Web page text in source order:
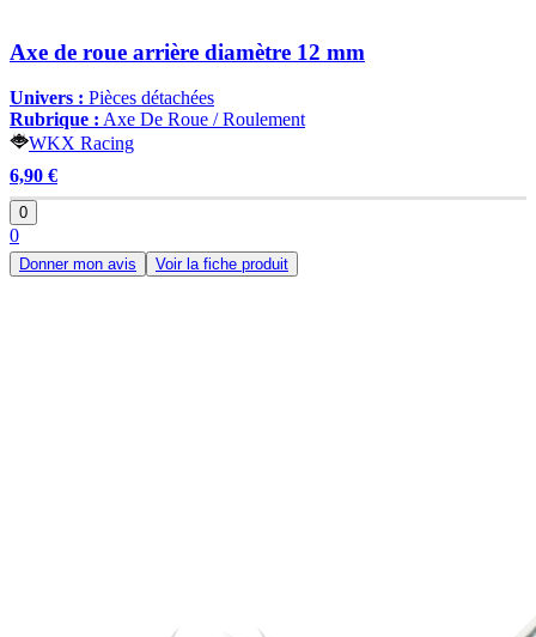
Axe de roue arrière diamètre 12 mm
Univers : Pièces détachées
Rubrique : Axe De Roue / Roulement
WKX Racing
6,90 €
0
0
Donner mon avis Voir la fiche produit